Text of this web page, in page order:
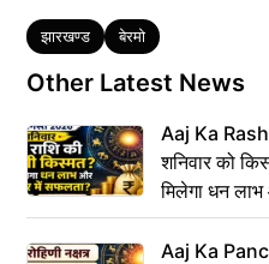
Tags
झारखण्ड बेरमो
Other Latest News
Aaj Ka
शनिवार को
मिलेगा धन
Aaj Ka